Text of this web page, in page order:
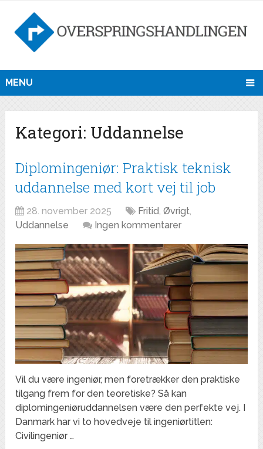
MENU
Kategori: Uddannelse
Diplomingeniør: Praktisk teknisk
uddannelse med kort vej til job
28. november 2025 Fritid,Øvrigt,
Uddannelse
Ingen kommentarer
Vil du være ingeniør, men foretrækker den praktiske
tilgang frem for den teoretiske? Så kan
diplomingeniøruddannelsen være den perfekte vej. I
Danmark har vi to hovedveje til ingeniørtitlen:
Civilingeniør …